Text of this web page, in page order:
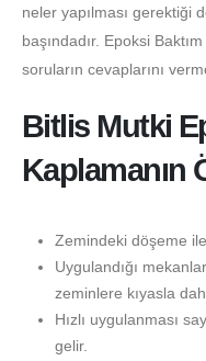
neler yapılması gerektiği
başındadır. Epoksi
soruların cevaplarını
Bitlis Mutki
Kaplamanın
Zemindeki döşeme
Uygulandığı
zeminlere kıyasla
Hızlı uygulanması
gelir.